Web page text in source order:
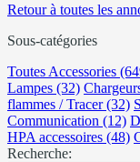
Retour à toutes les
Sous-catégories
Toutes Accessories
Lampes (32)
flammes / Tracer (32)
Communication (12)
HPA accessoires (48)
Recherche: